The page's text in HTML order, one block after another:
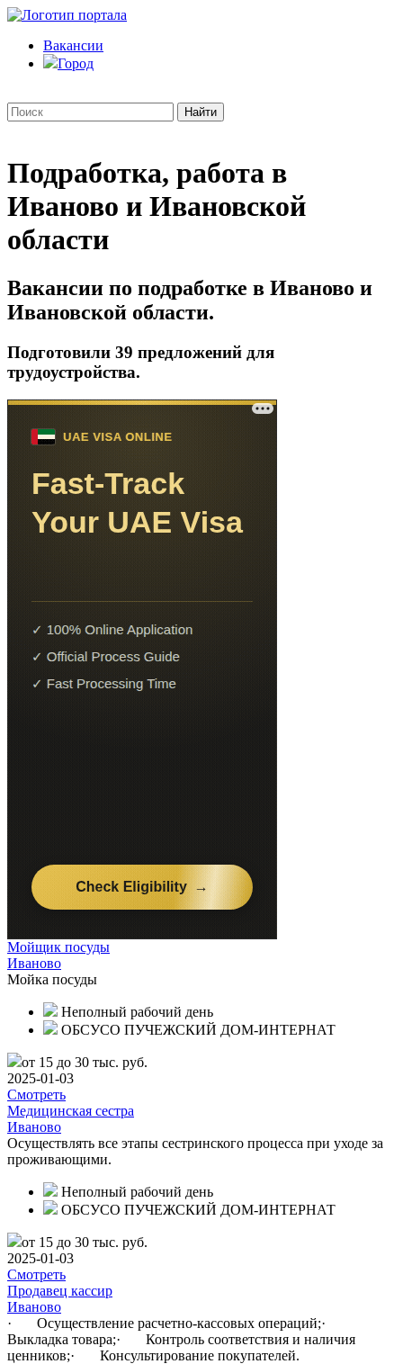
Вакансии
Город
Подработка, работа в
Иваново и Ивановской
области
Вакансии по подработке в Иваново и
Ивановской области.
Подготовили 39 предложений для
трудоустройства.
Мойщик посуды
Иваново
Мойка посуды
Неполный рабочий день
ОБСУСО ПУЧЕЖСКИЙ ДОМ-ИНТЕРНАТ
от 15 до 30 тыс. руб.
2025-01-03
Смотреть
Медицинская сестра
Иваново
Осуществлять все этапы сестринского процесса при уходе за
проживающими.
Неполный рабочий день
ОБСУСО ПУЧЕЖСКИЙ ДОМ-ИНТЕРНАТ
от 15 до 30 тыс. руб.
2025-01-03
Смотреть
Продавец кассир
Иваново
· Осуществление расчетно-кассовых операций;·
Выкладка товара;· Контроль соответствия и наличия
ценников;· Консультирование покупателей.